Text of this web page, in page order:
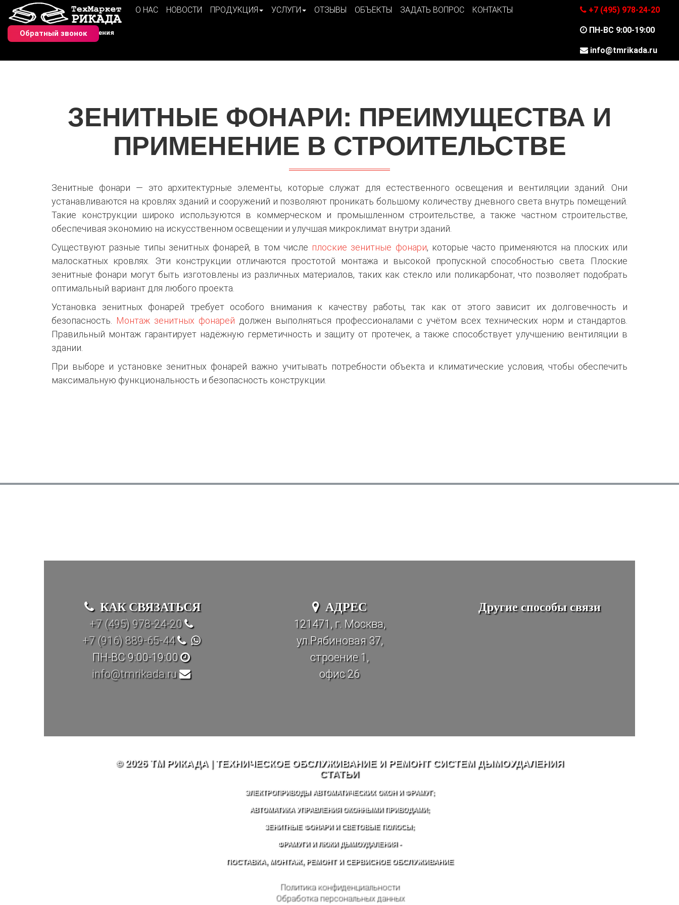
Монтаж систем дымоудаления
Обратный звонок
О НАС НОВОСТИ ПРОДУКЦИЯ УСЛУГИ ОТЗЫВЫ ОБЪЕКТЫ ЗАДАТЬ ВОПРОС КОНТАКТЫ +7 (495) 978-24-20
ПН-ВС 9:00-19:00
info@tmrikada.ru
ЗЕНИТНЫЕ ФОНАРИ: ПРЕИМУЩЕСТВА И
ПРИМЕНЕНИЕ В СТРОИТЕЛЬСТВЕ
Зенитные фонари — это архитектурные элементы, которые служат для естественного освещения и вентиляции зданий. Они
устанавливаются на кровлях зданий и сооружений и позволяют проникать большому количеству дневного света внутрь помещений.
Такие конструкции широко используются в коммерческом и промышленном строительстве, а также частном строительстве,
обеспечивая экономию на искусственном освещении и улучшая микроклимат внутри зданий.
Существуют разные типы зенитных фонарей, в том числе плоские зенитные фонари, которые часто применяются на плоских или
малоскатных кровлях. Эти конструкции отличаются простотой монтажа и высокой пропускной способностью света. Плоские
зенитные фонари могут быть изготовлены из различных материалов, таких как стекло или поликарбонат, что позволяет подобрать
оптимальный вариант для любого проекта.
Установка зенитных фонарей требует особого внимания к качеству работы, так как от этого зависит их долговечность и
безопасность. Монтаж зенитных фонарей должен выполняться профессионалами с учётом всех технических норм и стандартов.
Правильный монтаж гарантирует надёжную герметичность и защиту от протечек, а также способствует улучшению вентиляции в
здании.
При выборе и установке зенитных фонарей важно учитывать потребности объекта и климатические условия, чтобы обеспечить
максимальную функциональность и безопасность конструкции.
КАК СВЯЗАТЬСЯ
+7 (495) 978-24-20
+7 (916) 889-65-44
ПН-ВС 9:00-19:00
info@tmrikada.ru
АДРЕС
121471, г. Москва,
ул.Рябиновая 37,
строение 1,
офис 26
Другие способы связи
© 2026 TM РИКАДА | ТЕХНИЧЕСКОЕ ОБСЛУЖИВАНИЕ И РЕМОНТ СИСТЕМ ДЫМОУДАЛЕНИЯ
СТАТЬИ
ЭЛЕКТРОПРИВОДЫ АВТОМАТИЧЕСКИХ ОКОН И ФРАМУГ;
АВТОМАТИКА УПРАВЛЕНИЯ ОКОННЫМИ ПРИВОДАМИ;
ЗЕНИТНЫЕ ФОНАРИ И СВЕТОВЫЕ ПОЛОСЫ;
ФРАМУГИ И ЛЮКИ ДЫМОУДАЛЕНИЯ -
ПОСТАВКА, МОНТАЖ, РЕМОНТ И СЕРВИСНОЕ ОБСЛУЖИВАНИЕ
Политика конфиденциальности
Обработка персональных данных